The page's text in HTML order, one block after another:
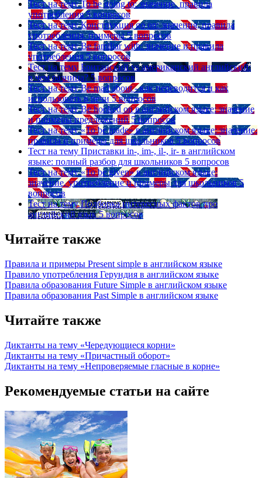
Тест на тему To be going to: значение, правила
употребления 5 вопросов
Тест на тему Конструкция go on: значения, правила
употребления, примеры 5 вопросов
Тест на тему Be familiar with: значение и правила
употребления 5 вопросов
Тест на тему Британский vs американский английский:
в чем разница? 5 вопросов
Тест на тему Be mad about - как переводится и как
использовать в речи 5 вопросов
Тест на тему Be hooked on в английском языке: значение
и примеры предложений 5 вопросов
Тест на тему «To be made» в английском языке: значение,
правила и примеры для школьников 5 вопросов
Тест на тему Приставки in-, im-, il-, ir- в английском
языке: полный разбор для школьников 5 вопросов
Тест на тему «To be given» в английском языке:
значение, употребление и примеры для школьников 5
вопросов
Тест на тему Подборка интересных фактов про
английский язык 5 вопросов
Читайте также
Правила и примеры Рresent simple в английском языке
Правило употребления Герундия в английском языке
Правила образования Future Simple в английском языке
Правила образования Past Simple в английском языке
Читайте также
Диктанты на тему «Чередующиеся корни»
Диктанты на тему «Причастный оборот»
Диктанты на тему «Непроверяемые гласные в корне»
Рекомендуемые статьи на сайте